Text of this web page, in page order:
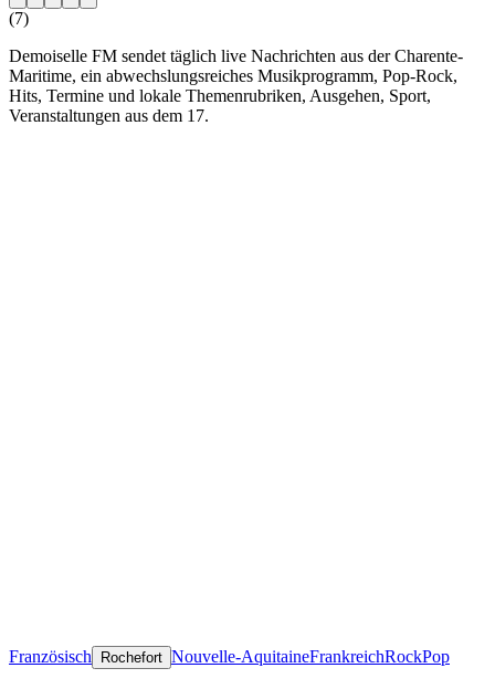
(7)
Demoiselle FM sendet täglich live Nachrichten aus der Charente-
Maritime, ein abwechslungsreiches Musikprogramm, Pop-Rock,
Hits, Termine und lokale Themenrubriken, Ausgehen, Sport,
Veranstaltungen aus dem 17.
Französisch Rochefort Nouvelle-AquitaineFrankreichRockPop